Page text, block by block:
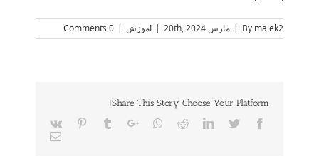
By malek2
| مارس 20th, 2024 | آموزش |
0 Comments
Share This Story, Choose Your Platform!
Facebook
Twitter
LinkedIn
Reddit
Whatsapp
Google+
Tumblr
Pinterest
Vk
Email